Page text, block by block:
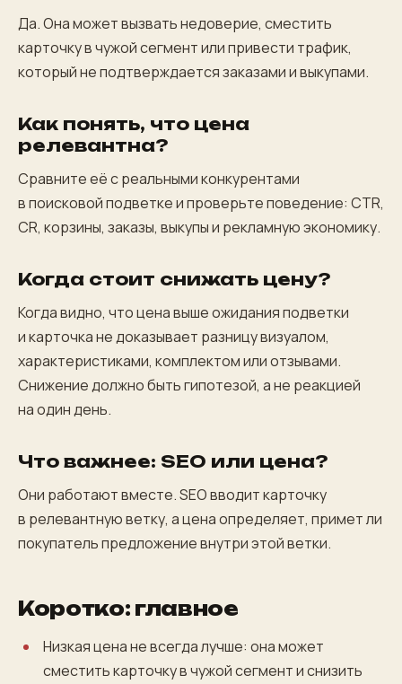
Да. Она может вызвать недоверие, сместить
карточку в чужой сегмент или привести трафик,
который не подтверждается заказами и выкупами.
Как понять, что цена
релевантна?
Сравните её с реальными конкурентами
в поисковой подветке и проверьте поведение: CTR,
CR, корзины, заказы, выкупы и рекламную экономику.
Когда стоит снижать цену?
Когда видно, что цена выше ожидания подветки
и карточка не доказывает разницу визуалом,
характеристиками, комплектом или отзывами.
Снижение должно быть гипотезой, а не реакцией
на один день.
Что важнее: SEO или цена?
Они работают вместе. SEO вводит карточку
в релевантную ветку, а цена определяет, примет ли
покупатель предложение внутри этой ветки.
Коротко: главное
Низкая цена не всегда лучше: она может
сместить карточку в чужой сегмент и снизить